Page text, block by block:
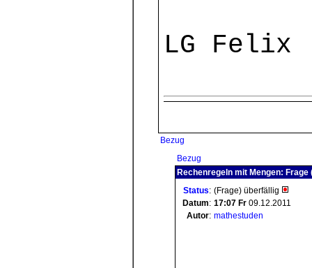
LG Felix
Bezug
Bezug
Rechenregeln mit Mengen: Frage
Status: (Frage) überfällig
Datum: 17:07 Fr 09.12.2011
Autor: mathestuden